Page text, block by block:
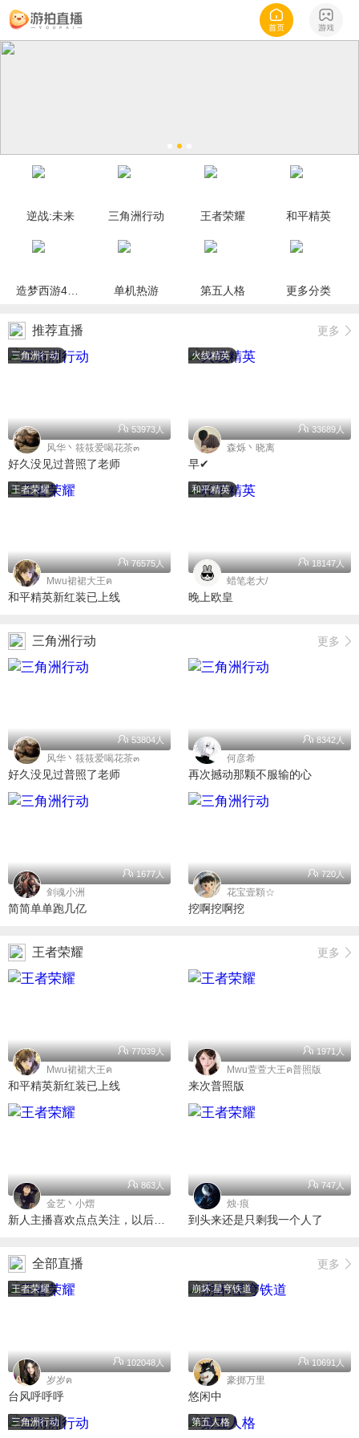
逆战:未来 三角洲行动 王者荣耀 和平精英
造梦西游4手机版 单机热游 第五人格 更多分类
推荐直播 更多
三角洲行动
53973人
风华丶筱筱爱喝花茶๓
好久没见过普照了老师
火线精英
33689人
森烁丶晓离
早✔
王者荣耀
76575人
Mwu裙裙大王ฅ
和平精英新红装已上线
和平精英
18147人
蜡笔老大/
晚上欧皇
三角洲行动 更多
53804人
风华丶筱筱爱喝花茶๓
好久没见过普照了老师
8342人
何彦希
再次撼动那颗不服输的心
1677人
剑魂小洲
简简单单跑几亿
720人
花宝壹顆☆
挖啊挖啊挖
王者荣耀 更多
77039人
Mwu裙裙大王ฅ
和平精英新红装已上线
1971人
Mwu萱萱大王ฅ普照版
来次普照版
863人
金艺丶小熠
747人
烛·痕
到头来还是只剩我一个人了
全部直播 更多
王者荣耀
102048人
岁岁ฅ
台风呼呼呼
崩坏:星穹铁道
10691人
豪掷万里
悠闲中
三角洲行动 第五人格